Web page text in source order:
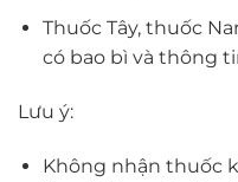
Thuốc Tây, thuốc
có bao bì và thông
Lưu ý:
Không nhận thuốc